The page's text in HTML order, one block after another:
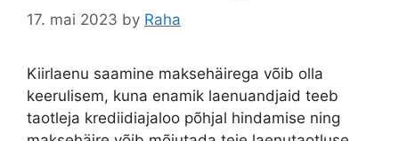
17. mai 2023 by Raha
Kiirlaenu saamine maksehäirega võib olla
keerulisem, kuna enamik laenuandjaid teeb
taotleja krediidiajaloo põhjal hindamise ning